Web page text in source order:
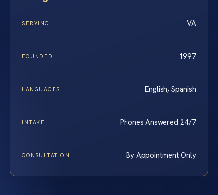
SERVING VA
FOUNDED 1997
LANGUAGES English, Spanish
INTAKE Phones Answered 24/7
CONSULTATION By Appointment Only